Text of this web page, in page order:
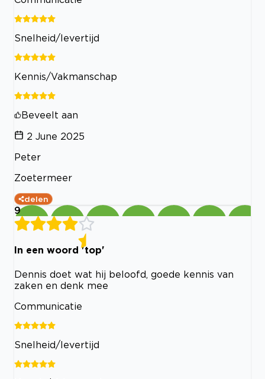
Snelheid/levertijd
Kennis/Vakmanschap
Beveelt aan
2 June 2025
Peter
Zoetermeer
delen
9
In een woord 'top'
Dennis doet wat hij beloofd, goede kennis van
zaken en denk mee
Communicatie
Snelheid/levertijd